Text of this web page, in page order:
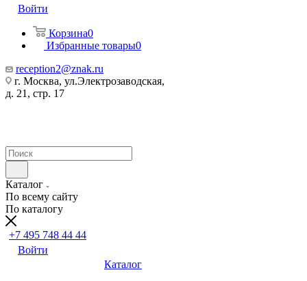
Войти
Корзина0
Избранные товары0
reception2@znak.ru
г. Москва, ул.Электрозаводская,
д. 21, стр. 17
Каталог
По всему сайту
По каталогу
+7 495 748 44 44
Войти
Каталог